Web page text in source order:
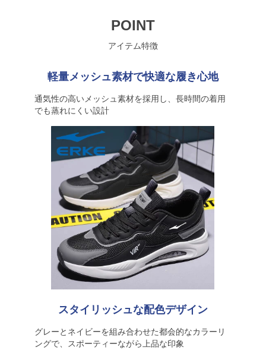
POINT
アイテム特徴
軽量メッシュ素材で快適な履き心地
通気性の高いメッシュ素材を採用し、長時間の着用
でも蒸れにくい設計
スタイリッシュな配色デザイン
グレーとネイビーを組み合わせた都会的なカラーリ
ングで、スポーティーながら上品な印象